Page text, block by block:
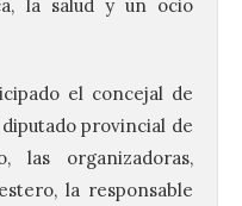
la salud y un ocio
el concejal de
provincial de
las organizadoras,
la responsable